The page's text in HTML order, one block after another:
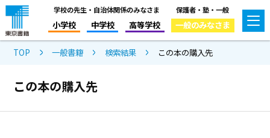
学校の先生・自治体関係のみなさま
小学校 中学校 高等学校
保護者・塾・一般
一般のみなさま
TOP 一般書籍 検索結果 この本の購入先
この本の購入先